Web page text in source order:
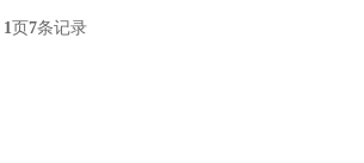
1页 7条记录